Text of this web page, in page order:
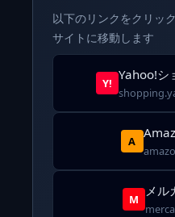
以下のリンクをクリッ
サイトに移動します
Y!
Yahoo!シ
A
M
メル